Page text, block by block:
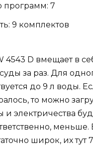
программ: 7
9 комплектов
4543 D вмещает в
за раз. Для
до 9 л воды.
то можно
и электричества
широк, их тут